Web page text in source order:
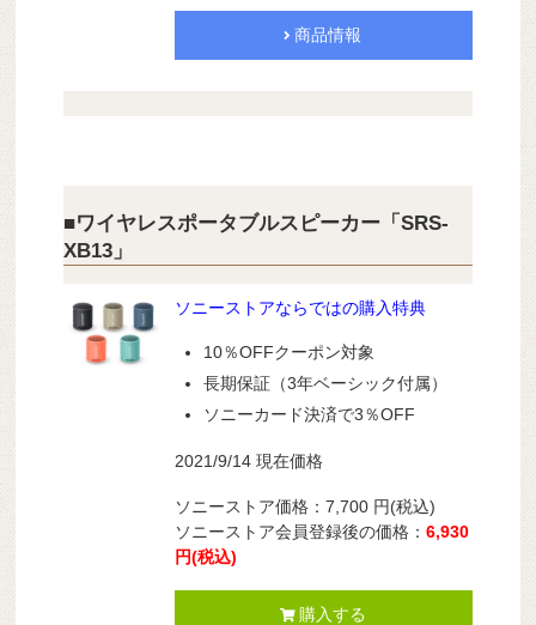
商品情報
■ワイヤレスポータブルスピーカー「SRS-
XB13」
ソニーストアならではの購入特典
10％OFFクーポン対象
長期保証（3年ベーシック付属）
ソニーカード決済で3％OFF
2021/9/14 現在価格
ソニーストア価格：7,700 円(税込)
ソニーストア会員登録後の価格： 6,930
円(税込)
購入する